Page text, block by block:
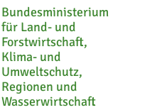
Bundesministerium
für Land- und
Forstwirtschaft,
Klima- und
Umweltschutz,
Regionen und
Wasserwirtschaft